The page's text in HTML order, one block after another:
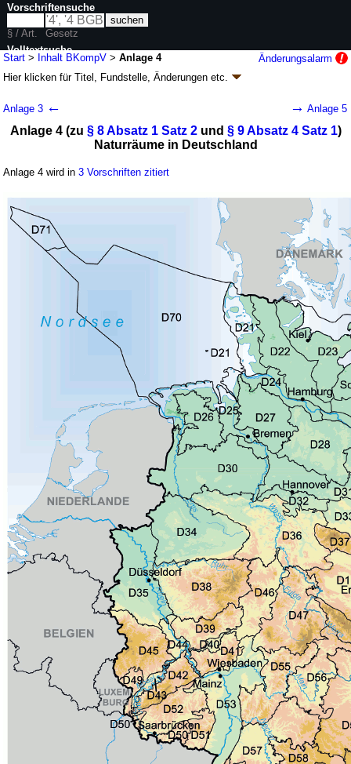
Start > Inhalt BKompV >Anlage 4
Änderungsalarm
Hier klicken fürTitel, Fundstelle, Änderungen etc.
(BKompV)
V. v. 14.05.2020BGBl. I S. 1088( Nr. 25); zuletzt geändert durch Artikel 4
BGBl. 2025 I Nr. 351
2 weitere Fassungen | wird in 6 Vorschriften zitiert
Anlage 3 ← → Anlage 5
Anlage 4 (zu § 8 Absatz 1 Satz 2und § 9 Absatz 4 Satz 1)
Naturräume in Deutschland
Anlage 4 wird in3 Vorschriften zitiert
Vorschriftensuche
§ / Art.
Gesetz
Volltextsuche
nur in BKompV